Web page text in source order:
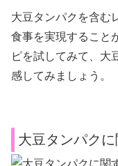
大豆タンパクを含む
食事を実現すること
ピを試してみて、大
感してみましょう。
大豆タンパク